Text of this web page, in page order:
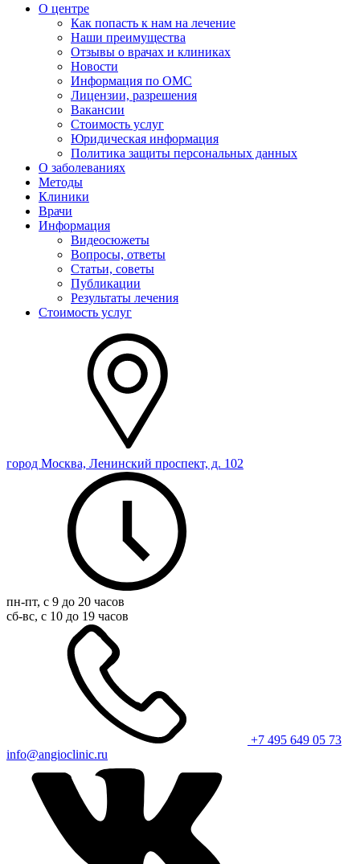
О центре
Как попасть к нам на лечение
Наши преимущества
Отзывы о врачах и клиниках
Новости
Информация по ОМС
Лицензии, разрешения
Вакансии
Стоимость услуг
Юридическая информация
Политика защиты персональных данных
О заболеваниях
Методы
Клиники
Врачи
Информация
Видеосюжеты
Вопросы, ответы
Статьи, советы
Публикации
Результаты лечения
Стоимость услуг
город Москва, Ленинский проспект, д. 102
пн-пт, с 9 до 20 часов
сб-вс, с 10 до 19 часов
+7 495 649 05 73
info@angioclinic.ru